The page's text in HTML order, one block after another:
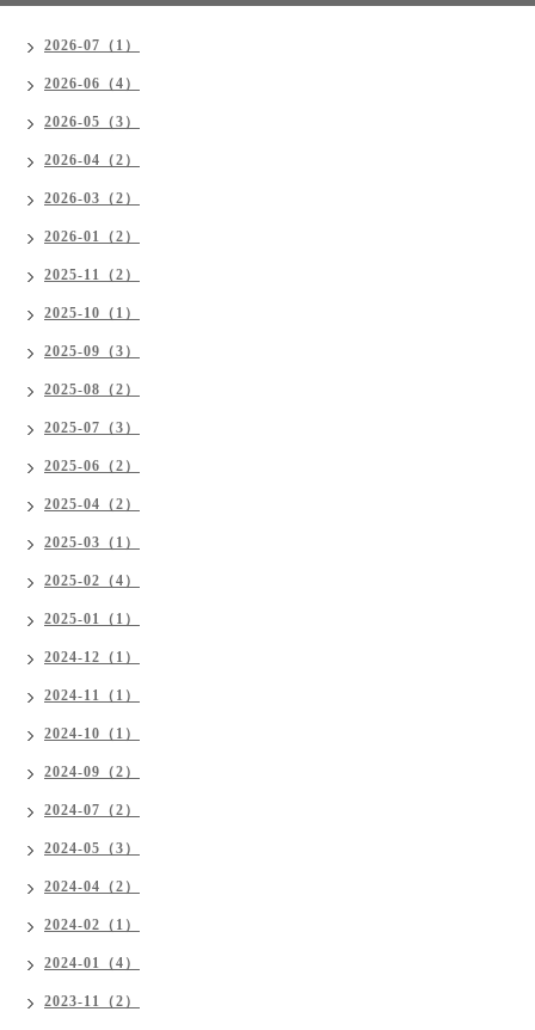
2026-07（1）
2026-06（4）
2026-05（3）
2026-04（2）
2026-03（2）
2026-01（2）
2025-11（2）
2025-10（1）
2025-09（3）
2025-08（2）
2025-07（3）
2025-06（2）
2025-04（2）
2025-03（1）
2025-02（4）
2025-01（1）
2024-12（1）
2024-11（1）
2024-10（1）
2024-09（2）
2024-07（2）
2024-05（3）
2024-04（2）
2024-02（1）
2024-01（4）
2023-11（2）